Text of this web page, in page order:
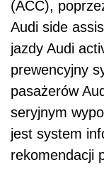
(ACC),
Audi side
jazdy Audi
prewencyjny
pasażerów
seryjnym
jest system
rekomendacji